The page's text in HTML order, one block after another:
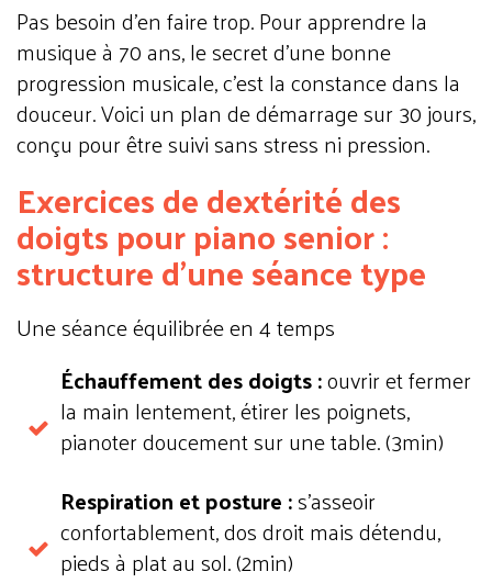
Pas besoin d'en faire trop. Pour apprendre la
musique à 70 ans, le secret d'une bonne
progression musicale, c'est la constance dans la
douceur. Voici un plan de démarrage sur 30 jours,
conçu pour être suivi sans stress ni pression.
Exercices de dextérité des
doigts pour piano senior :
structure d'une séance type
Une séance équilibrée en 4 temps
Échauffement des doigts :ouvrir et fermer
la main lentement, étirer les poignets,
pianoter doucement sur une table. (3min)
Respiration et posture :s'asseoir
confortablement, dos droit mais détendu,
pieds à plat au sol. (2min)